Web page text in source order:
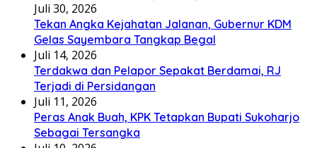
Juli 30, 2026
Tekan Angka Kejahatan Jalanan, Gubernur KDM
Gelas Sayembara Tangkap Begal
Juli 14, 2026
Terdakwa dan Pelapor Sepakat Berdamai, RJ
Terjadi di Persidangan
Juli 11, 2026
Peras Anak Buah, KPK Tetapkan Bupati Sukoharjo
Sebagai Tersangka